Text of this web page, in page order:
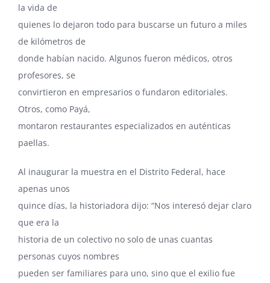
la vida de
quienes lo dejaron todo para buscarse un futuro a miles
de kilómetros de
donde habían nacido. Algunos fueron médicos, otros
profesores, se
convirtieron en empresarios o fundaron editoriales.
Otros, como Payá,
montaron restaurantes especializados en auténticas
paellas.
Al inaugurar la muestra en el Distrito Federal, hace
apenas unos
quince días, la historiadora dijo: “Nos interesó dejar claro
que era la
historia de un colectivo no solo de unas cuantas
personas cuyos nombres
pueden ser familiares para uno, sino que el exilio fue